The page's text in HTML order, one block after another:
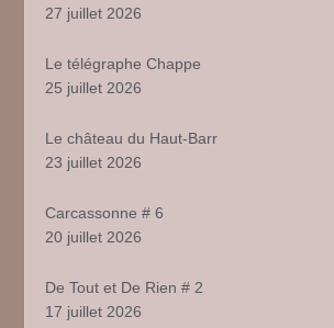
27 juillet 2026
Le télégraphe Chappe
25 juillet 2026
Le château du Haut-Barr
23 juillet 2026
Carcassonne # 6
20 juillet 2026
De Tout et De Rien # 2
17 juillet 2026